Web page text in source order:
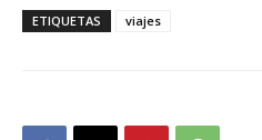
ETIQUETAS viajes